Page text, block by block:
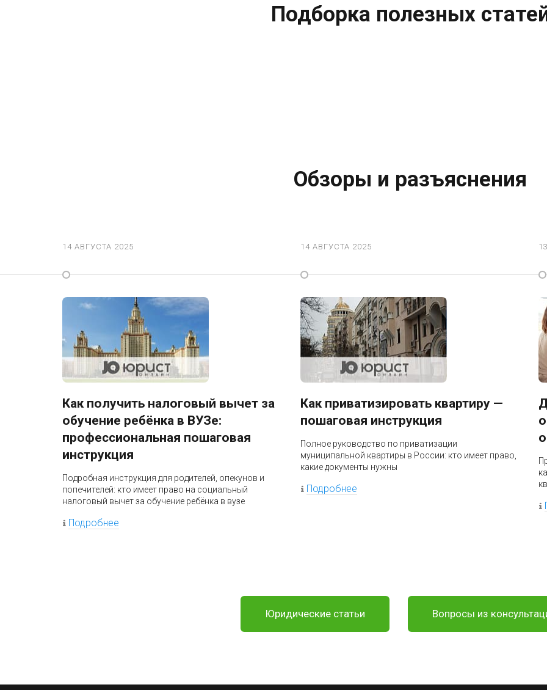
Подборка полезных
Обзоры и разъяснения
14 АВГУСТА 2025
Как получить налоговый вычет за
обучение ребёнка в ВУЗе:
профессиональная пошаговая
инструкция
Подробная инструкция для родителей, опекунов и
попечителей: кто имеет право на социальный
налоговый вычет за обучение ребёнка в вузе
Подробнее
14 АВГУСТА 2025
Как приватизировать квартиру —
пошаговая инструкция
Полное руководство по приватизации
муниципальной квартиры в России: кто имеет право,
какие документы нужны
Подробнее
Юридические статьи Вопросы из